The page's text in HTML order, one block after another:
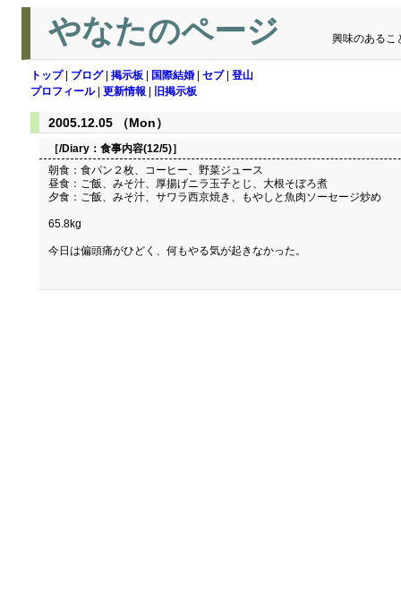
やなたのページ 興味のあるこ
トップ| ブログ| 掲示板 国際結婚 セブ| 登山
プロフィール| 更新情報 旧掲示板
2005.12.05 （Mon）
［/Diary： 食事内容(12/5)］
朝食：食パン２枚、コーヒー、野菜ジュース
昼食：ご飯、みそ汁、厚揚げニラ玉子とじ、大根そぼろ煮
夕食：ご飯、みそ汁、サワラ西京焼き、もやしと魚肉ソーセージ炒め
65.8kg
今日は偏頭痛がひどく、何もやる気が起きなかった。